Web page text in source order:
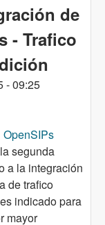
de
- Trafico
- 09:25
OpenSIPs
segunda
a la integración
de trafico
indicado para
mayor